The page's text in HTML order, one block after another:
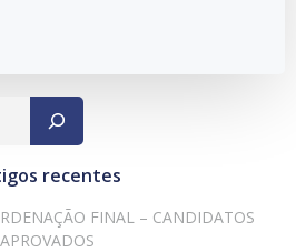
recentes
FINAL – CANDIDATOS
APROVADOS